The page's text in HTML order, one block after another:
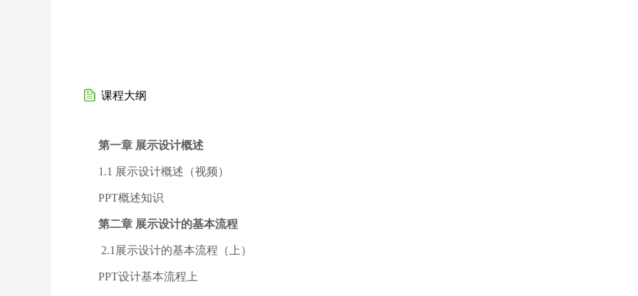
课程大纲
第一章 展示设计概述
1.1 展示设计概述（视频）
PPT概述知识
第二章 展示设计的基本流程
2.1展示设计的基本流程（上）
PPT设计基本流程上